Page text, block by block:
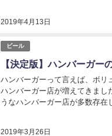
2019年4月13日
ビール
【決定版】ハンバーガー
2019年3月26日
ハンバーガーって言えば、ボリ
ハンバーガー店が増えてきまし
うなハンバーガー店が多数存在